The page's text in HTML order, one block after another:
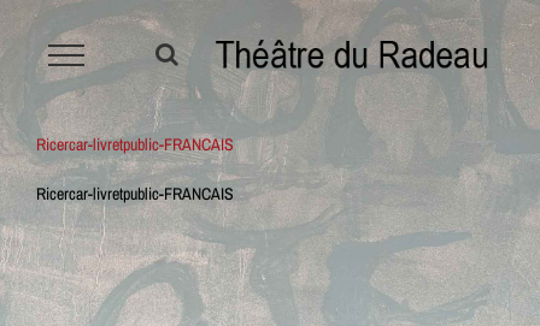
Passer
contenu
Ricercar-livretpublic-FRANCAIS
Ricercar-livretpublic-FRANCAIS